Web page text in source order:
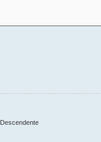
Descendente